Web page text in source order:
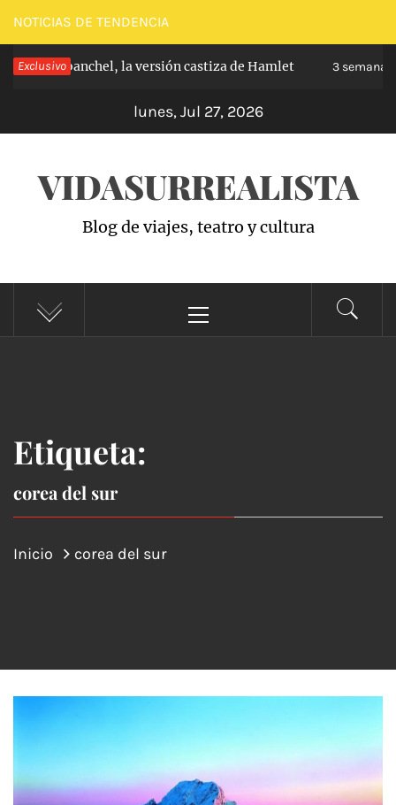
Saltar
al
contenido
NOTICIAS DE TENDENCIA
Exclusivo
de Carabanchel, la versión castiza de Hamlet 3 semanas
lunes, Jul 27, 2026
VIDASURREALISTA
Blog de viajes, teatro y cultura
principal
Etiqueta:
corea del sur
Inicio corea del sur